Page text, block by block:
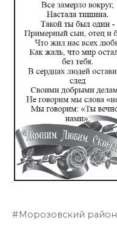
Морозовский район